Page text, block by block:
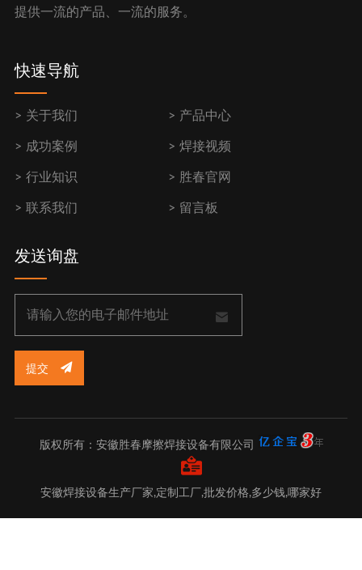
提供一流的产品、一流的服务。
快速导航
关于我们 产品中心
成功案例 焊接视频
行业知识 胜春官网
联系我们 留言板
发送询盘
提交
版权所有：安徽胜春摩擦焊接设备有限公司
安徽焊接设备生产厂家,定制工厂,批发价格,多少钱,哪家好